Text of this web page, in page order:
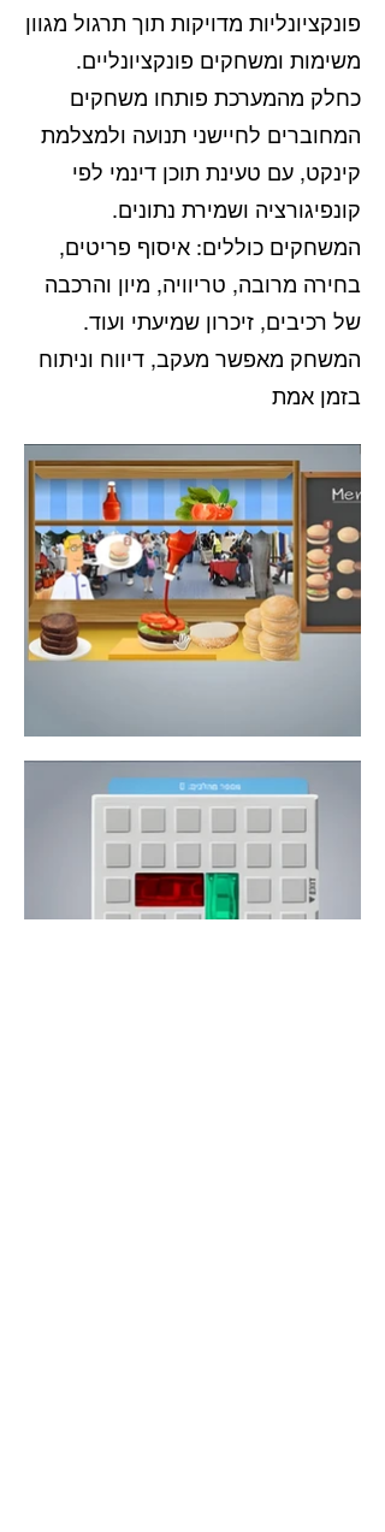
פונקציונליות מדויקות תוך תרגול מגוון
משימות ומשחקים פונקציונליים.
כחלק מהמערכת פותחו משחקים
המחוברים לחיישני תנועה ולמצלמת
קינקט, עם טעינת תוכן דינמי לפי
קונפיגורציה ושמירת נתונים.
המשחקים כוללים: איסוף פריטים,
בחירה מרובה, טריוויה, מיון והרכבה
של רכיבים, זיכרון שמיעתי ועוד.
המשחק מאפשר מעקב, דיווח וניתוח
בזמן אמת